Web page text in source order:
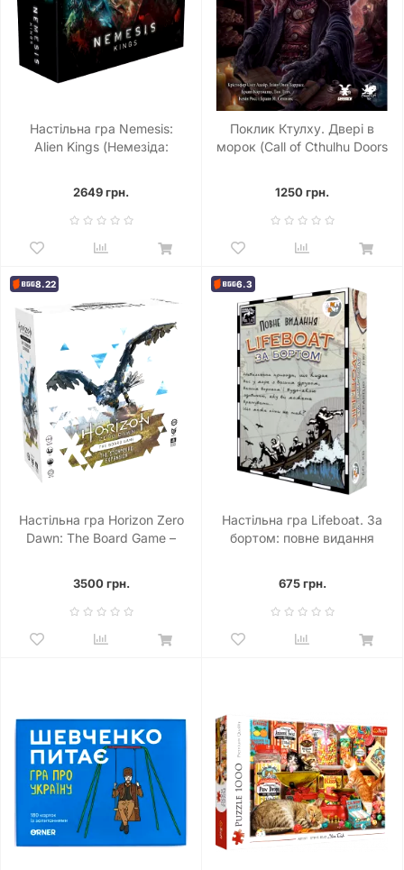
Настільна гра Nemesis:
Alien Kings (Немезіда:
2649 грн.
Поклик Ктулху. Двері в
морок (Call of Cthulhu Doors
1250 грн.
8.22
Настільна гра Horizon Zero
Dawn: The Board Game –
3500 грн.
6.3
Настільна гра Lifeboat. За
бортом: повне видання
675 грн.